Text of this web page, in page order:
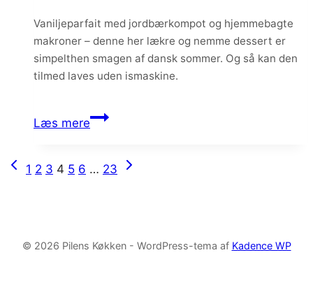
Vaniljeparfait med jordbærkompot og hjemmebagte
makroner – denne her lækre og nemme dessert er
simpelthen smagen af dansk sommer. Og så kan den
tilmed laves uden ismaskine.
Læs mereVaniljeparfait
og
Side
Forrige
1 2 3 4 5 6 … 23
Næste
© 2026 Pilens Køkken - WordPress-tema af Kadence WP